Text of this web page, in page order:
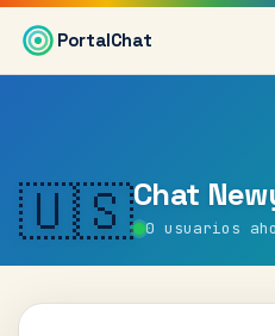
Saltar al contenido principal
PortalChat
🇺🇸Chat
0 usuarios